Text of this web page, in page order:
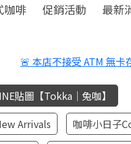
咖啡 促銷活動 最新
無卡存款、無摺現金存款
貼圖【Tokka｜兔咖】
Arrivals
咖啡小日子